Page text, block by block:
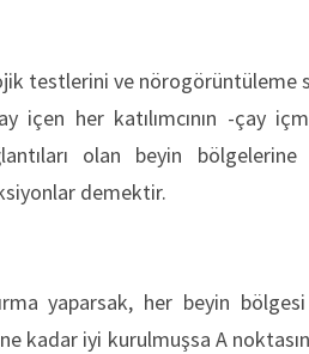
testlerini ve nörogörüntüleme
her katılımcının -çay
olan beyin
demektir.
yaparsak, her beyin bölgesi
kadar iyi kurulmuşsa A